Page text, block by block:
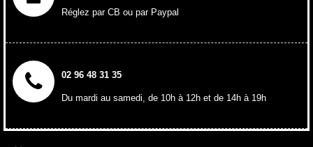
Réglez par CB ou par Paypal
02 96 48 31 35
Du mardi au samedi, de 10h à 12h et de 14h à 19h